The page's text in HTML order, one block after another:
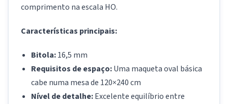
comprimento na escala HO.
Características principais:
Bitola:16,5 mm
Requisitos de espaço:Uma maqueta oval básica
cabe numa mesa de 120×240 cm
Nível de detalhe:Excelente equilíbrio entre